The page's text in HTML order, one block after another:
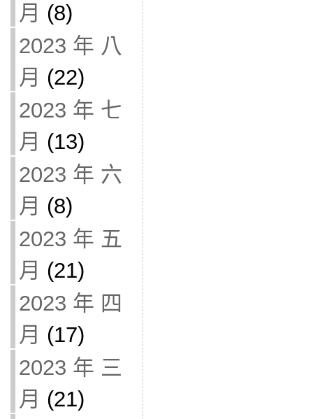
月 (8)
2023 年 八
月 (22)
2023 年 七
月 (13)
2023 年 六
月 (8)
2023 年 五
月 (21)
2023 年 四
月 (17)
2023 年 三
月 (21)